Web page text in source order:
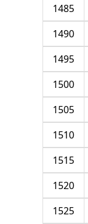
1485
1490
1495
1500
1505
1510
1515
1520
1525